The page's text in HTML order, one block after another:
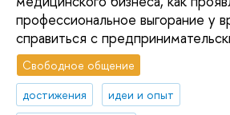
профессиональное выгорание у
справиться с
Свободное общение
достижения
идеи и опыт